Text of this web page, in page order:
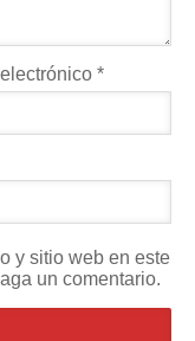
*
y sitio web en este
un comentario.